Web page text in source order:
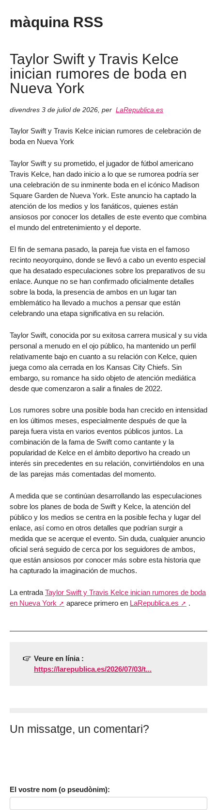
màquina RSS
Taylor Swift y Travis Kelce
inician rumores de boda en
Nueva York
divendres 3 de juliol de 2026 per LaRepublica.es
Taylor Swift y Travis Kelce inician rumores de celebración de
boda en Nueva York
Taylor Swift y su prometido, el jugador de fútbol americano
Travis Kelce, han dado inicio a lo que se rumorea podría ser
una celebración de su inminente boda en el icónico Madison
Square Garden de Nueva York. Este anuncio ha captado la
atención de los medios y los fanáticos, quienes están
ansiosos por conocer los detalles de este evento que combina
el mundo del entretenimiento y el deporte.
El fin de semana pasado, la pareja fue vista en el famoso
recinto neoyorquino, donde se llevó a cabo un evento especial
que ha desatado especulaciones sobre los preparativos de su
enlace. Aunque no se han confirmado oficialmente detalles
sobre la boda, la presencia de ambos en un lugar tan
emblemático ha llevado a muchos a pensar que están
celebrando una etapa significativa en su relación.
Taylor Swift, conocida por su exitosa carrera musical y su vida
personal a menudo en el ojo público, ha mantenido un perfil
relativamente bajo en cuanto a su relación con Kelce, quien
juega como ala cerrada en los Kansas City Chiefs. Sin
embargo, su romance ha sido objeto de atención mediática
desde que comenzaron a salir a finales de 2022.
Los rumores sobre una posible boda han crecido en intensidad
en los últimos meses, especialmente después de que la
pareja fuera vista en varios eventos públicos juntos. La
combinación de la fama de Swift como cantante y la
popularidad de Kelce en el ámbito deportivo ha creado un
interés sin precedentes en su relación, convirtiéndolos en una
de las parejas más comentadas del momento.
A medida que se continúan desarrollando las especulaciones
sobre los planes de boda de Swift y Kelce, la atención del
público y los medios se centra en la posible fecha y lugar del
enlace, así como en otros detalles que podrían surgir a
medida que se acerque el evento. Sin duda, cualquier anuncio
oficial será seguido de cerca por los seguidores de ambos,
que están ansiosos por conocer más sobre esta historia que
ha capturado la imaginación de muchos.
La entrada Taylor Swift y Travis Kelce inician rumores de boda
en Nueva York
aparece primero en LaRepublica.es .
Veure en línia :
https://larepublica.es/2026/07/03/t...
Un missatge, un comentari?
El vostre nom (o pseudònim):